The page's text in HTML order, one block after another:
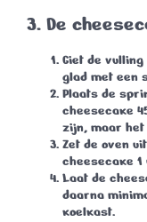
3. De
Giet de
glad met een
Plaats de
cheesecake
zijn, maar het
Zet de oven
cheesecake 1
Laat de
daarna
koelkast.